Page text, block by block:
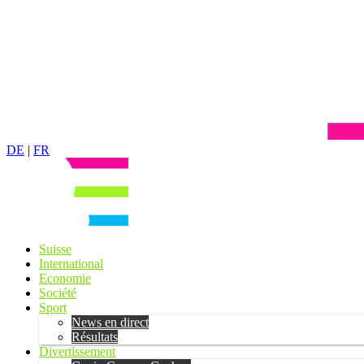
DE | FR
Suisse
International
Economie
Société
Sport
News en direct
Résultats
Divertissement